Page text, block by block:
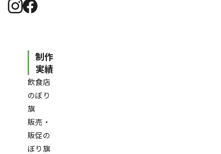
制作
実績
飲食店
のぼり
旗
販売・
販促の
ぼり旗